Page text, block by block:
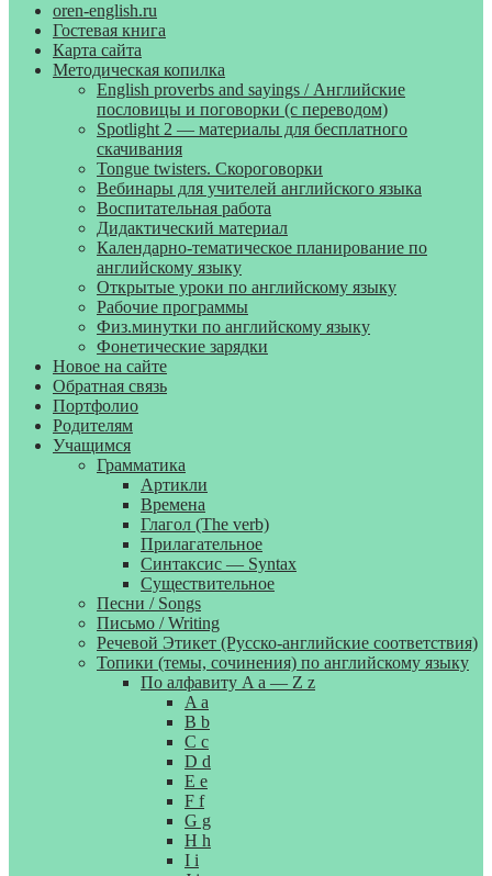
oren-english.ru
Гостевая книга
Карта сайта
Методическая копилка
English proverbs and sayings / Английские
пословицы и поговорки (с переводом)
Spotlight 2 — материалы для бесплатного
скачивания
Tongue twisters. Скороговорки
Вебинары для учителей английского языка
Воспитательная работа
Дидактический материал
Календарно-тематическое планирование по
английскому языку
Открытые уроки по английскому языку
Рабочие программы
Физ.минутки по английскому языку
Фонетические зарядки
Новое на сайте
Обратная связь
Портфолио
Родителям
Учащимся
Грамматика
Артикли
Времена
Глагол (The verb)
Прилагательное
Синтаксис — Syntax
Существительное
Песни / Songs
Письмо / Writing
Речевой Этикет (Русско-английские соответствия)
Топики (темы, сочинения) по английскому языку
По алфавиту A a — Z z
A a
B b
C c
D d
E e
F f
G g
H h
I i